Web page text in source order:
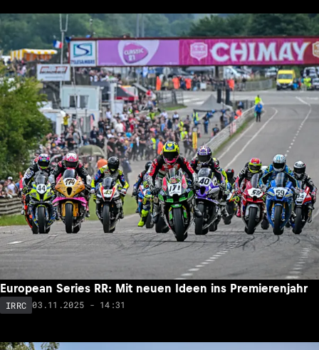
European Series RR: Mit neuen Ideen ins Premierenjahr
IRRC 03.11.2025 - 14:31